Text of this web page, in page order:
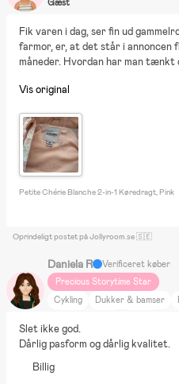
Fik varen i dag, ser fin ud
farmor, er, at det står i annoncen
måneder. Hvordan har man tænkt
Vis original
Petite Chérie Blanche 2-in-1 Køredragt, Pink
Oprindeligt postet på Jollyroom.se 🇸🇪
Daniela R
Verificeret køber
Precious Storytime Star
Cykling
Dukker & bamser
Skønhed og mode
Slet ikke god.
Dårlig pasform og dårlig kvalitet.
Billig